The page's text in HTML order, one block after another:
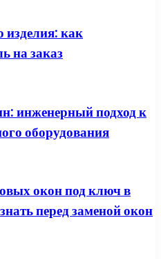
изделия: как
на заказ
инженерный подход к
оборудования
окон под ключ в
перед заменой окон